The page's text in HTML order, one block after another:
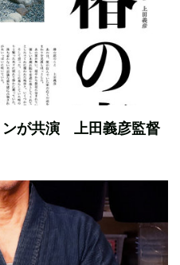
ンが共演 上田義彦監督